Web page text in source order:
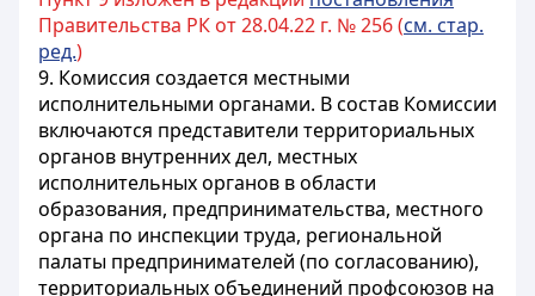
Правительства РК от 28.04.22 г. № 256 (см. стар.
ред.)
9. Комиссия создается местными
исполнительными органами. В состав Комиссии
включаются представители территориальных
органов внутренних дел, местных
исполнительных органов в области
образования, предпринимательства, местного
органа по инспекции труда, региональной
палаты предпринимателей (по согласованию),
территориальных объединений профсоюзов на